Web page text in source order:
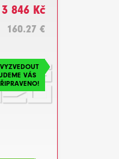
3 846 Kč
160.27 €
VÁS